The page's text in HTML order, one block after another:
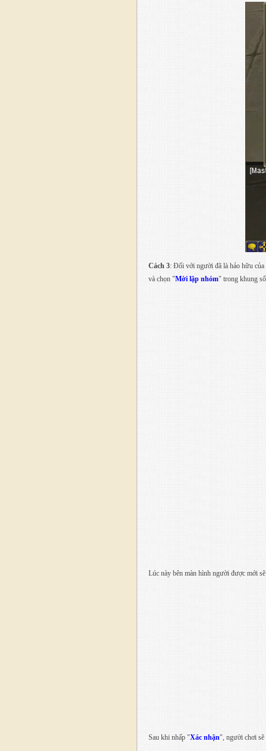
Cách 3: Đối với người đã là hảo hữu
và chọn "Mời lập nhóm" trong khung
Lúc này bên màn hình người được mới
Sau khi nhấp "Xác nhận", người chơi sẽ